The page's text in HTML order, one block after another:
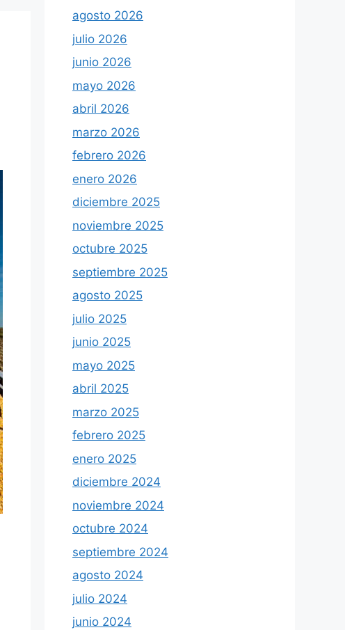
agosto 2026
julio 2026
junio 2026
mayo 2026
abril 2026
marzo 2026
febrero 2026
enero 2026
diciembre 2025
noviembre 2025
octubre 2025
septiembre 2025
agosto 2025
julio 2025
junio 2025
mayo 2025
abril 2025
marzo 2025
febrero 2025
enero 2025
diciembre 2024
noviembre 2024
octubre 2024
septiembre 2024
agosto 2024
julio 2024
junio 2024